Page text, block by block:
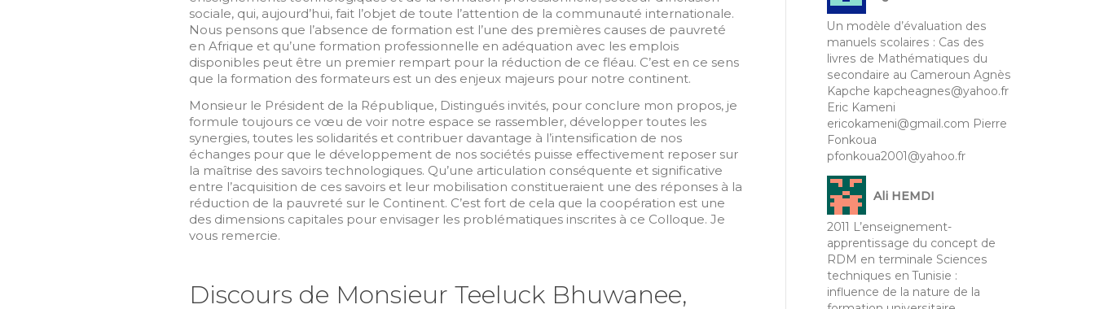
sociale, qui, aujourd’hui, fait l’objet de toute l’attention de la communauté internationale.
Nous pensons que l’absence de formation est l’une des premières causes de pauvreté
en Afrique et qu’une formation professionnelle en adéquation avec les emplois
disponibles peut être un premier rempart pour la réduction de ce fléau. C’est en ce sens
que la formation des formateurs est un des enjeux majeurs pour notre continent.
Monsieur le Président de la République, Distingués invités, pour conclure mon propos, je
formule toujours ce vœu de voir notre espace se rassembler, développer toutes les
synergies, toutes les solidarités et contribuer davantage à l’intensification de nos
échanges pour que le développement de nos sociétés puisse effectivement reposer sur
la maîtrise des savoirs technologiques. Qu’une articulation conséquente et significative
entre l’acquisition de ces savoirs et leur mobilisation constitueraient une des réponses à la
réduction de la pauvreté sur le Continent. C’est fort de cela que la coopération est une
des dimensions capitales pour envisager les problématiques inscrites à ce Colloque. Je
vous remercie.
Discours de Monsieur Teeluck Bhuwanee,
Un modèle d’évaluation des
manuels scolaires : Cas des
livres de Mathématiques du
secondaire au Cameroun Agnès
Kapche kapcheagnes@yahoo.fr
Eric Kameni
ericokameni@gmail.com Pierre
Fonkoua
pfonkoua2001@yahoo.fr
Ali HEMDI
2011 L’enseignement-
apprentissage du concept de
RDM en terminale Sciences
techniques en Tunisie :
influence de la nature de la